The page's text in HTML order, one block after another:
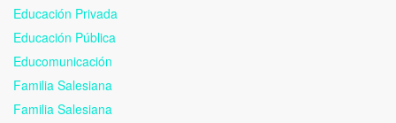
Educación Privada
Educación Pública
Educomunicación
Familia Salesiana
Familia Salesiana